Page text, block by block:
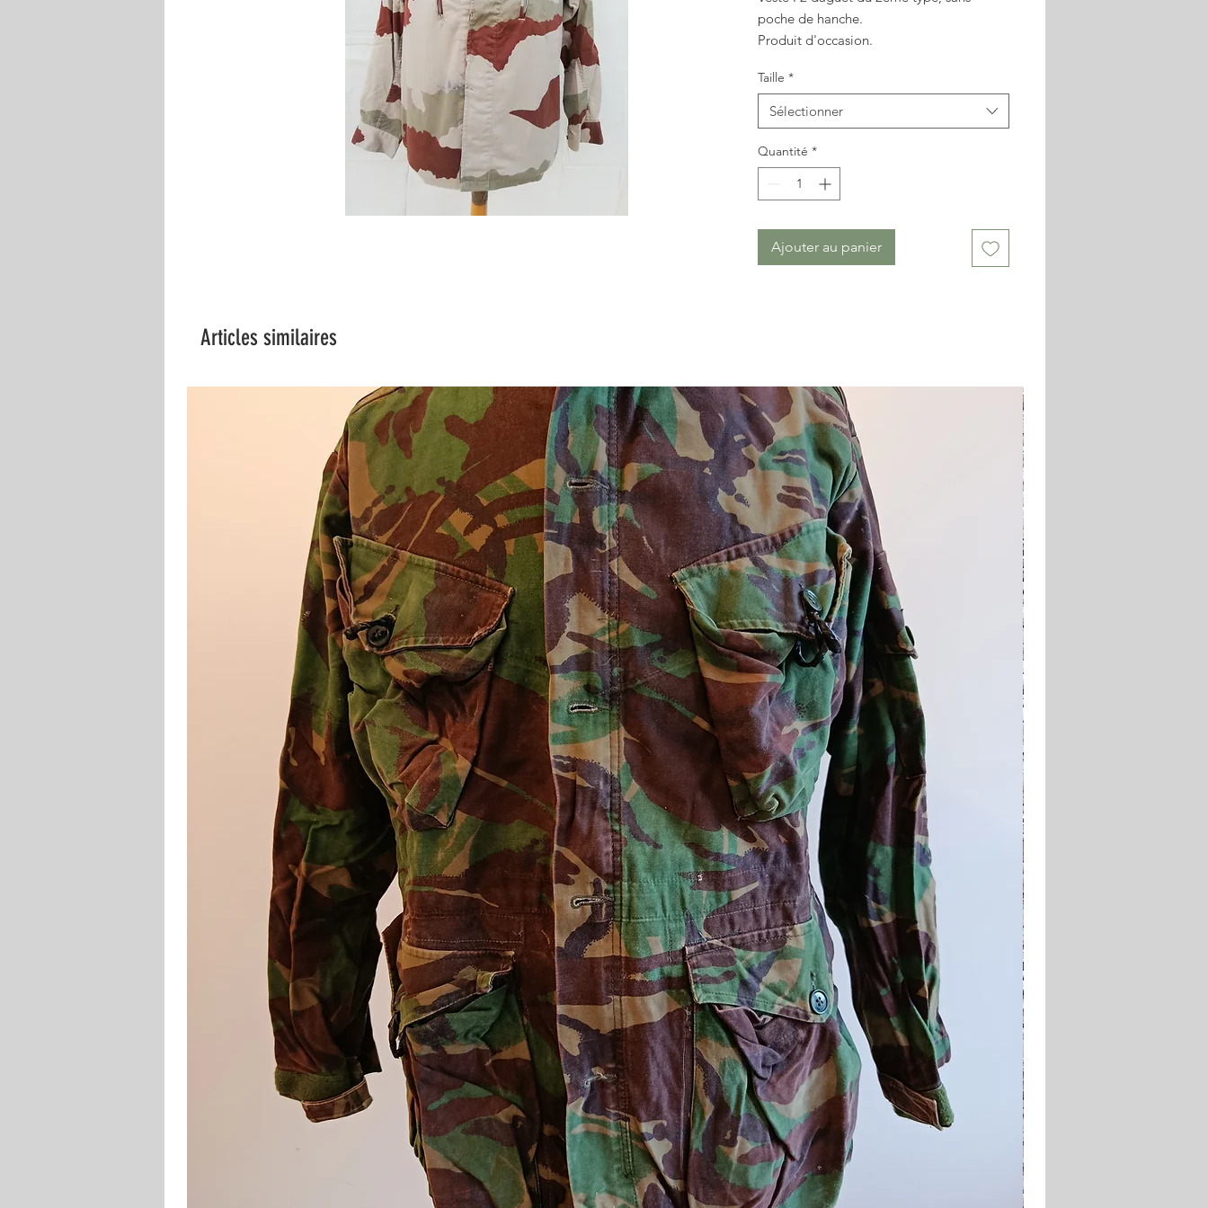
poche de hanche.
Produit d'occasion.
Taille *
Sélectionner
Quantité *
Ajouter au panier
Articles similaires